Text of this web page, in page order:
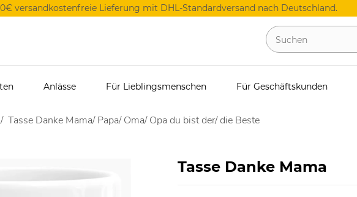
versandkostenfreie Lieferung mit DHL-Standardversand nach Deutschland.
Anlässe Für Lieblingsmenschen Für Geschäftskunden
Tasse Danke Mama/ Papa/ Oma/ Opa du bist der/ die Beste
Tasse Danke Mama